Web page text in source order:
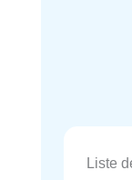
Liste